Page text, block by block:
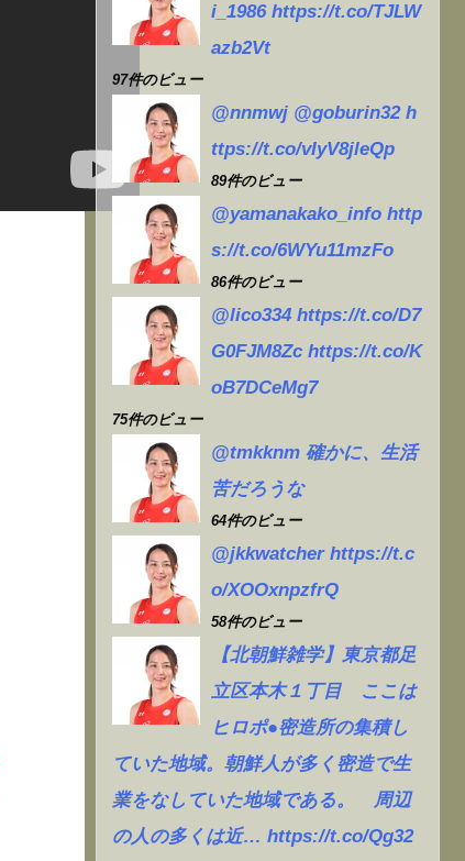
i_1986 https://t.co/TJLW
azb2Vt
97件のビュー
@nnmwj @goburin32 h
ttps://t.co/vIyV8jleQp
89件のビュー
@yamanakako_info http
s://t.co/6WYu11mzFo
86件のビュー
@lico334 https://t.co/D7
G0FJM8Zc https://t.co/K
oB7DCeMg7
75件のビュー
@tmkknm 確かに、生活
苦だろうな
64件のビュー
@jkkwatcher https://t.c
o/XOOxnpzfrQ
58件のビュー
【北朝鮮雑学】東京都足
立区本木１丁目 ここは
ヒロポ●密造所の集積し
ていた地域。朝鮮人が多く密造で生
業をなしていた地域である。 周辺
の人の多くは近… https://t.co/Qg32